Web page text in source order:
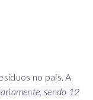
no país. A
, sendo 12